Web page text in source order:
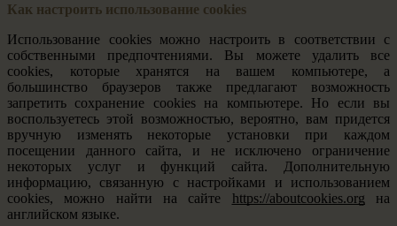
Как настроить использование cookies
Использование cookies можно настроить в соответствии с
собственными предпочтениями. Вы можете удалить все
cookies, которые хранятся на вашем компьютере, а
большинство браузеров также предлагают возможность
запретить сохранение cookies на компьютере. Но если вы
воспользуетесь этой возможностью, вероятно, вам придется
вручную изменять некоторые установки при каждом
посещении данного сайта, и не исключено ограничение
некоторых услуг и функций сайта. Дополнительную
информацию, связанную с настройками и использованием
cookies, можно найти на сайте https://aboutcookies.org
на
английском языке.